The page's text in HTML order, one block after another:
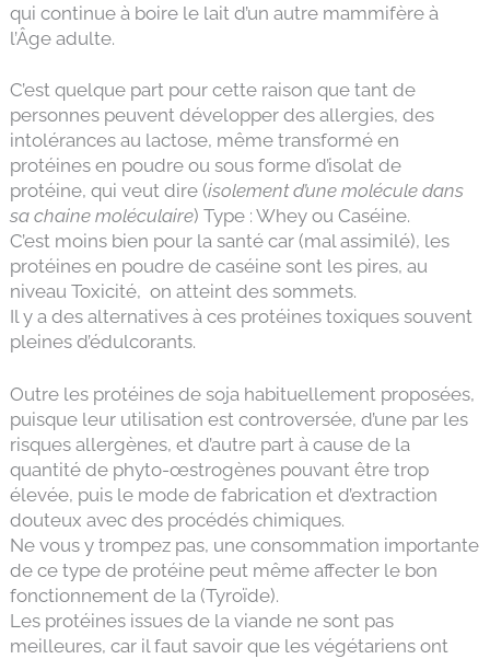
qui continue à boire le lait d’un autre mammifère à
l’Âge adulte.
C’est quelque part pour cette raison que tant de
personnes peuvent développer des allergies, des
intolérances au lactose, même transformé en
protéines en poudre ou sous forme d’isolat de
protéine, qui veut dire (isolement d’une molécule dans
sa chaine moléculaire) Type : Whey ou Caséine.
C’est moins bien pour la santé car (mal assimilé), les
protéines en poudre de caséine sont les pires, au
niveau Toxicité, on atteint des sommets.
Il y a des alternatives à ces protéines toxiques souvent
pleines d’édulcorants.
Outre les protéines de soja habituellement proposées,
puisque leur utilisation est controversée, d’une par les
risques allergènes, et d’autre part à cause de la
quantité de phyto-œstrogènes pouvant être trop
élevée, puis le mode de fabrication et d’extraction
douteux avec des procédés chimiques.
Ne vous y trompez pas, une consommation importante
de ce type de protéine peut même affecter le bon
fonctionnement de la (Tyroïde).
Les protéines issues de la viande ne sont pas
meilleures, car il faut savoir que les végétariens ont